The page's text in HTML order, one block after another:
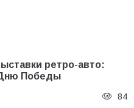
ретро-авто:
Дню Победы
84